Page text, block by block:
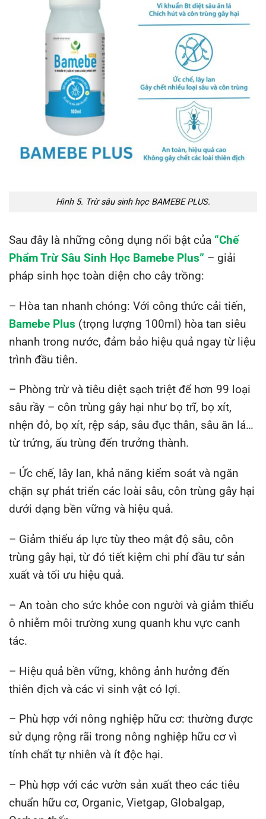
Hình 5. Trừ sâu sinh học BAMEBE PLUS.
Sau đây là những công dụng nổi bật của “Chế
Phẩm Trừ Sâu Sinh Học Bamebe Plus” – giải
pháp sinh học toàn diện cho cây trồng:
– Hòa tan nhanh chóng: Với công thức cải tiến,
Bamebe Plus (trọng lượng 100ml) hòa tan siêu
nhanh trong nước, đảm bảo hiệu quả ngay từ liệu
trình đầu tiên.
– Phòng trừ và tiêu diệt sạch triệt để hơn 99 loại
sâu rầy – côn trùng gây hại như bọ trĩ, bọ xít,
nhện đỏ, bọ xít, rệp sáp, sâu đục thân, sâu ăn lá…
từ trứng, ấu trùng đến trưởng thành.
– Ức chế, lây lan, khả năng kiểm soát và ngăn
chặn sự phát triển các loài sâu, côn trùng gây hại
dưới dạng bền vững và hiệu quả.
– Giảm thiểu áp lực tùy theo mật độ sâu, côn
trùng gây hại, từ đó tiết kiệm chi phí đầu tư sản
xuất và tối ưu hiệu quả.
– An toàn cho sức khỏe con người và giảm thiểu
ô nhiễm môi trường xung quanh khu vực canh
tác.
– Hiệu quả bền vững, không ảnh hưởng đến
thiên địch và các vi sinh vật có lợi.
– Phù hợp với nông nghiệp hữu cơ: thường được
sử dụng rộng rãi trong nông nghiệp hữu cơ vì
tính chất tự nhiên và ít độc hại.
– Phù hợp với các vườn sản xuất theo các tiêu
chuẩn hữu cơ, Organic, Vietgap, Globalgap,